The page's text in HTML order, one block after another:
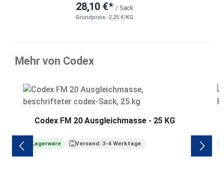
28,10 €* / Sack
Grundpreis: 2,25 €/KG
Mehr von Codex
Codex FM 20 Ausgleichmasse - 25 KG
Lagerware Versand: 3-4 Werktage